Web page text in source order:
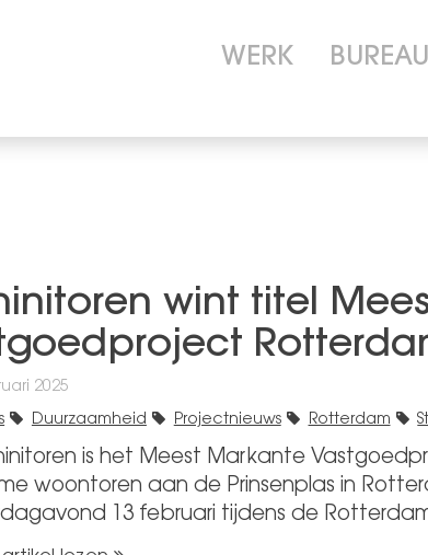
WERK BUREAU
wint titel
2025
Duurzaamheid Projectnieuws Rotterdam
is het Meest Markante
woontoren aan de Prinsenplas in
13 februari tijdens de